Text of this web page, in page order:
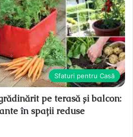
Sfaturi pentru Casă
pe terasă și balcon:
în spații reduse